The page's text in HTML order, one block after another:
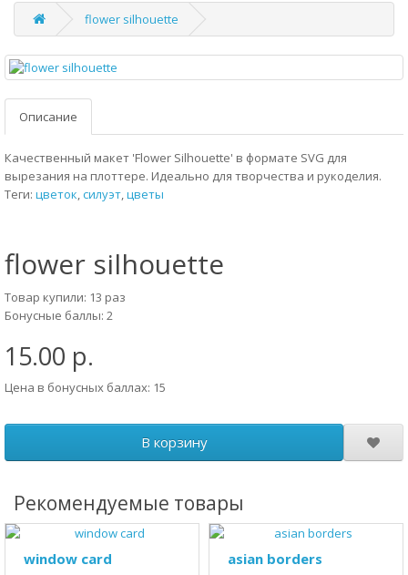
flower silhouette
Описание
Качественный макет 'Flower Silhouette' в формате SVG для
вырезания на плоттере. Идеально для творчества и рукоделия.
Теги: цветок,силуэт,цветы
flower silhouette
Товар купили: 13 раз
Бонусные баллы: 2
15.00 р.
Цена в бонусных баллах: 15
В корзину
Рекомендуемые товары
window card asian borders